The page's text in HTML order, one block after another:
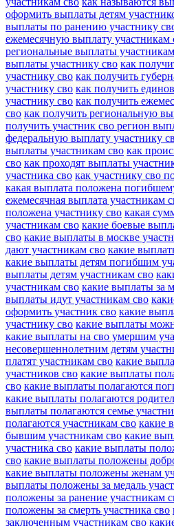
оформить выплаты детям
выплаты по ранению участнику
ежемесячную выплату участникам
региональные выплаты
выплаты участнику сво как
участнику сво как получить
участнику сво как получить
участнику сво как получить
сво как получить региональную
получить участник сво регион
федеральную выплату участнику
выплаты участникам сво как
сво как проходят выплаты
участника сво как участнику сво
какая выплата положена
ежемесячная выплата участникам
положена участнику сво какая
участникам сво какие боевые
сво какие выплаты в москве
дают участникам сво какие
какие выплаты детям погибшим
выплаты детям участникам сво
участникам сво какие выплаты за
выплаты идут участникам сво
оформить участник сво какие
участнику сво какие выплаты
какие выплаты на сво умершим
несовершеннолетним детям
платят участникам сво какие
участников сво какие выплаты
сво какие выплаты полагаются
какие выплаты полагаются
выплаты полагаются семье
полагаются участникам сво какие
бывшим участникам сво какие
участника сво какие выплаты
сво какие выплаты положены
какие выплаты положены женам
выплаты положены за медаль
положены за ранение участникам
положены за смерть участника сво
заключенным участникам сво